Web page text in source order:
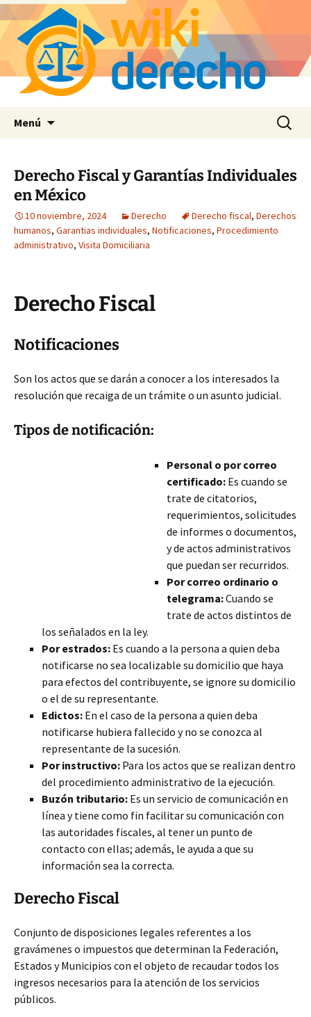
Menú Buscar:
Derecho Fiscal y Garantías Individuales
en México
10 noviembre, 2024 Derecho Derecho fiscal, Derechos
humanos, Garantias individuales, Notificaciones, Procedimiento
administrativo, Visita Domiciliaria
Derecho Fiscal
Notificaciones
Son los actos que se darán a conocer a los interesados la
resolución que recaiga de un trámite o un asunto judicial.
Tipos de notificación:
Personal o por correo
certificado: Es cuando se
trate de citatorios,
requerimientos, solicitudes
de informes o documentos,
y de actos administrativos
que puedan ser recurridos.
Por correo ordinario o
telegrama:Cuando se
trate de actos distintos de
los señalados en la ley.
Por estrados: Es cuando a la persona a quien deba
notificarse no sea localizable su domicilio que haya
para efectos del contribuyente, se ignore su domicilio
o el de su representante.
Edictos: En el caso de la persona a quien deba
notificarse hubiera fallecido y no se conozca al
representante de la sucesión.
Por instructivo: Para los actos que se realizan dentro
del procedimiento administrativo de la ejecución.
Buzón tributario: Es un servicio de comunicación en
línea y tiene como fin facilitar su comunicación con
las autoridades fiscales, al tener un punto de
contacto con ellas; además, le ayuda a que su
información sea la correcta.
Derecho Fiscal
Conjunto de disposiciones legales referentes a los
gravámenes o impuestos que determinan la Federación,
Estados y Municipios con el objeto de recaudar todos los
ingresos necesarios para la atención de los servicios
públicos.